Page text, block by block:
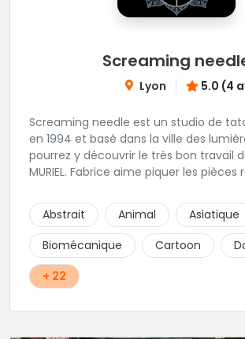
Screaming
Lyon 5.0 (4
Screaming needle est un studio de
en 1994 et basé dans la ville des lumières. Vous
pourrez y découvrir le très bon travail
MURIEL. Fabrice aime piquer les pièces
tribales ou polynesiennes ainsi que le
vous invitons à leurs transmettre des
message ou à goutter à venir l'univers
shop...
Abstrait Animal
Asiatique
Biomécanique
Cartoon
+ 22